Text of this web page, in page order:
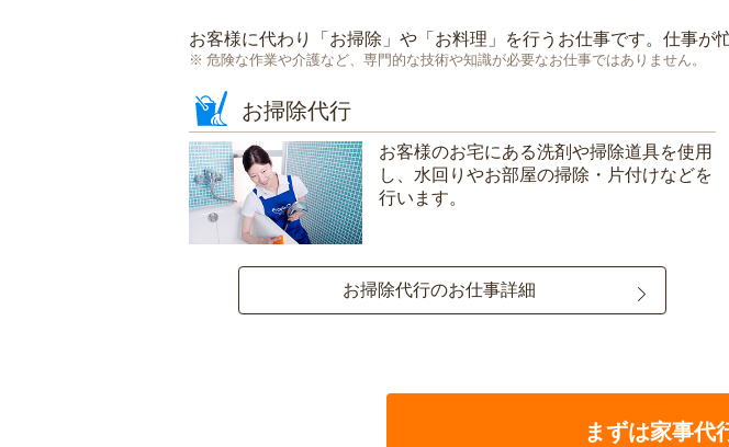
お客様に代わり「 お掃除 」や「 お料理 」を行うお仕事です。仕事が
危険な作業や介護など、専門的な技術や知識が必要なお仕事ではありません。
お掃除代行
お客様のお宅にある洗剤や掃除道具を使用
し、水回りやお部屋の掃除・片付けなどを
行います。
お掃除代行のお仕事詳細
まずは家事代